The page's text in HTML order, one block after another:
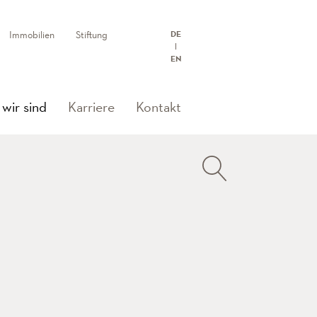
Immobilien Stiftung DE
EN
sind (current)
Karriere Kontakt